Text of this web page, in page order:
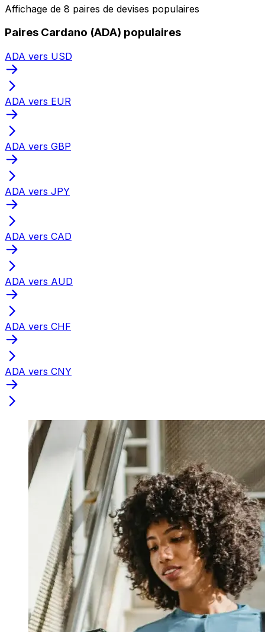
Affichage de 8 paires de devises populaires
Paires Cardano (ADA) populaires
ADA vers USD
ADA vers EUR
ADA vers GBP
ADA vers JPY
ADA vers CAD
ADA vers AUD
ADA vers CHF
ADA vers CNY